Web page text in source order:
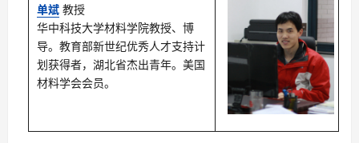
单斌 教授
华中科技大学材料学院教授、博
导。教育部新世纪优秀人才支持计
划获得者，湖北省杰出青年。美国
材料学会会员。